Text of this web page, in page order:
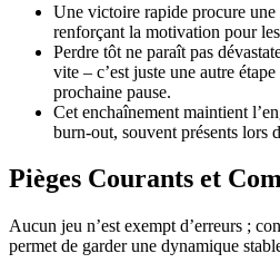
Une victoire rapide procure une
renforçant la motivation pour
Perdre tôt ne paraît pas
vite – c’est juste une autre
prochaine pause.
Cet enchaînement maintient
burn-out, souvent présents lors
Pièges Courants et
Aucun jeu n’est exempt d’erreurs ;
permet de garder une dynamique